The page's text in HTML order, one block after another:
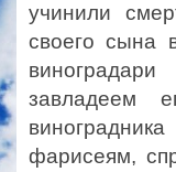
учинили
своего сына
завладеем
фарисеям,